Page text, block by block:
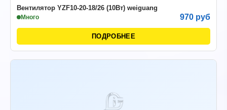
Вентилятор YZF10-20-18/26 (10Вт) weiguang
Много 970 руб
ПОДРОБНЕЕ